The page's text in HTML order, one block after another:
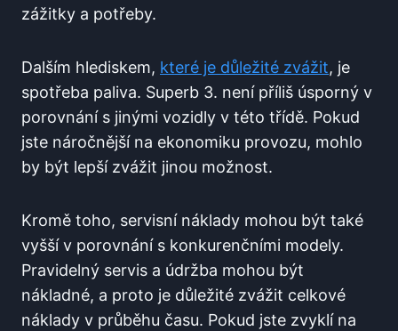
zážitky a potřeby.
Dalším hlediskem, které je důležité zvážit, je
spotřeba paliva. Superb 3. není příliš úsporný v
porovnání s jinými vozidly v této třídě. Pokud
jste náročnější na ekonomiku provozu, mohlo
by být lepší zvážit jinou možnost.
Kromě toho, servisní náklady mohou být také
vyšší v porovnání s konkurenčními modely.
Pravidelný servis a údržba mohou být
nákladné, a proto je důležité zvážit celkové
náklady v průběhu času. Pokud jste zvyklí na